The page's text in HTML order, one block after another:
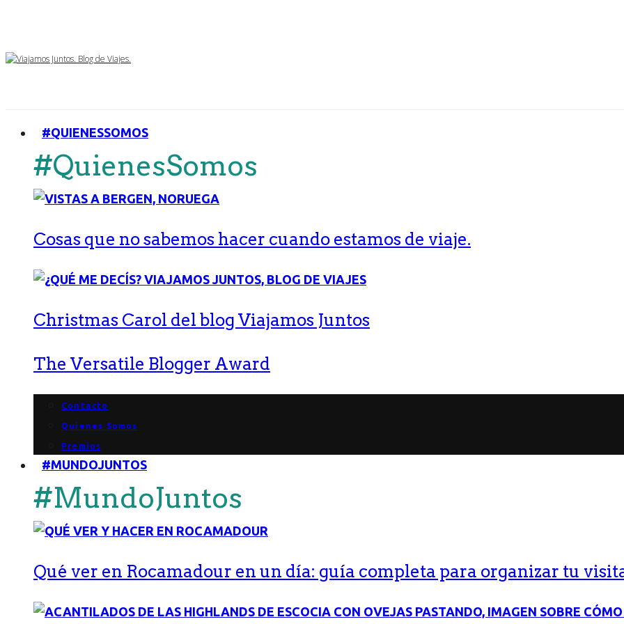
#QUIENESSOMOS
#QuienesSomos
Cosas que no sabemos hacer cuando estamos de viaje.
Christmas Carol del blog Viajamos Juntos
The Versatile Blogger Award
Contacto
Quienes Somos
Premios
#MUNDOJUNTOS
#MundoJuntos
Qué ver en Rocamadour en un día: guía completa para organizar tu